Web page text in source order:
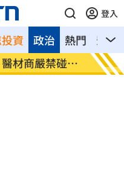
登入
資 熱門 影音
政治
材商嚴禁碰病
外資
」